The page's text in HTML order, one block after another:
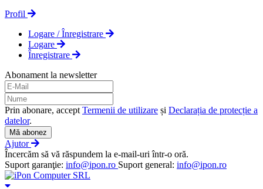
Profil
Logare / Înregistrare
Logare
Înregistrare
Abonament la newsletter
Prin abonare, accept Termenii de utilizare și Declarația de protecție a
datelor.
Mă abonez
Ajutor
Încercăm să vă răspundem la e-mail-uri într-o oră.
Suport garanţie: info@ipon.ro Suport general: info@ipon.ro